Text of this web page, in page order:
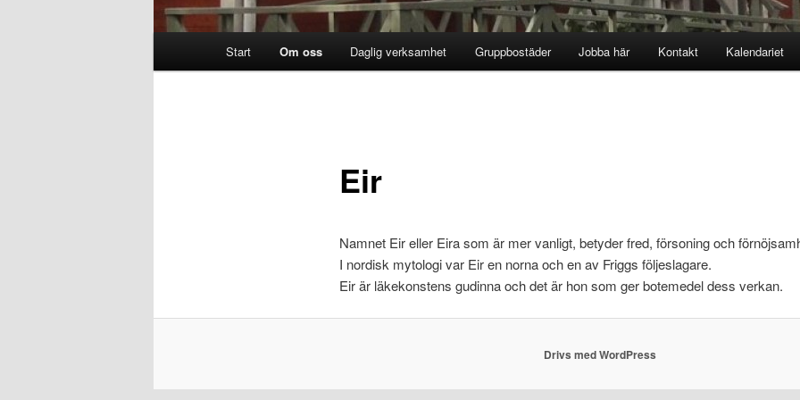
Start Om oss Daglig verksamhet Gruppbostäder Jobba här Kontakt Kalendariet
Eir
Namnet Eir eller Eira som är mer vanligt, betyder fred, försoning och
I nordisk mytologi var Eir en norna och en av Friggs följeslagare.
Eir är läkekonstens gudinna och det är hon som ger botemedel dess verkan.
Drivs med WordPress